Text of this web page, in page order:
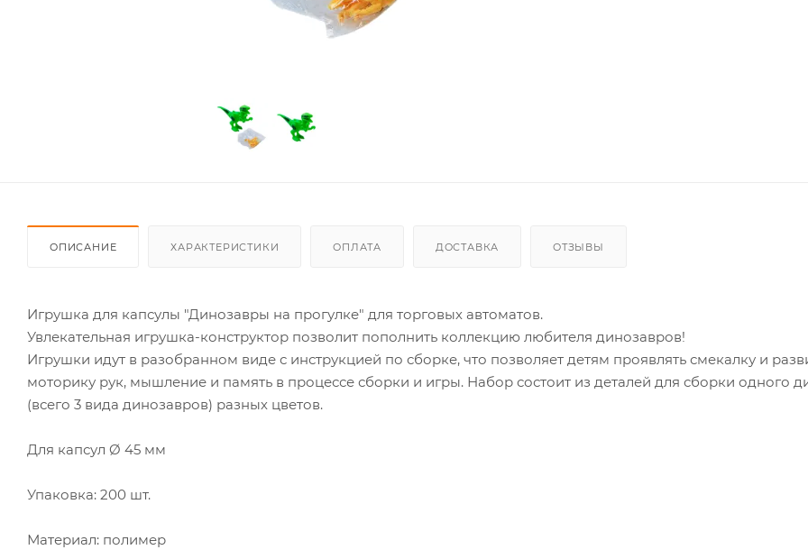
ОПИСАНИЕ ХАРАКТЕРИСТИКИ ОПЛАТА ДОСТАВКА ОТЗЫВЫ
Игрушка для капсулы "Динозавры на прогулке" для торговых автоматов.
Увлекательная игрушка-конструктор позволит пополнить коллекцию любителя динозавров!
Игрушки идут в разобранном виде с инструкцией по сборке, что позволяет детям проявлять смекалку и
моторику рук, мышление и память в процессе сборки и игры. Набор состоит из деталей для сборки одного
(всего 3 вида динозавров) разных цветов.
Для капсул Ø 45 мм
Упаковка: 200 шт.
Материал: полимер